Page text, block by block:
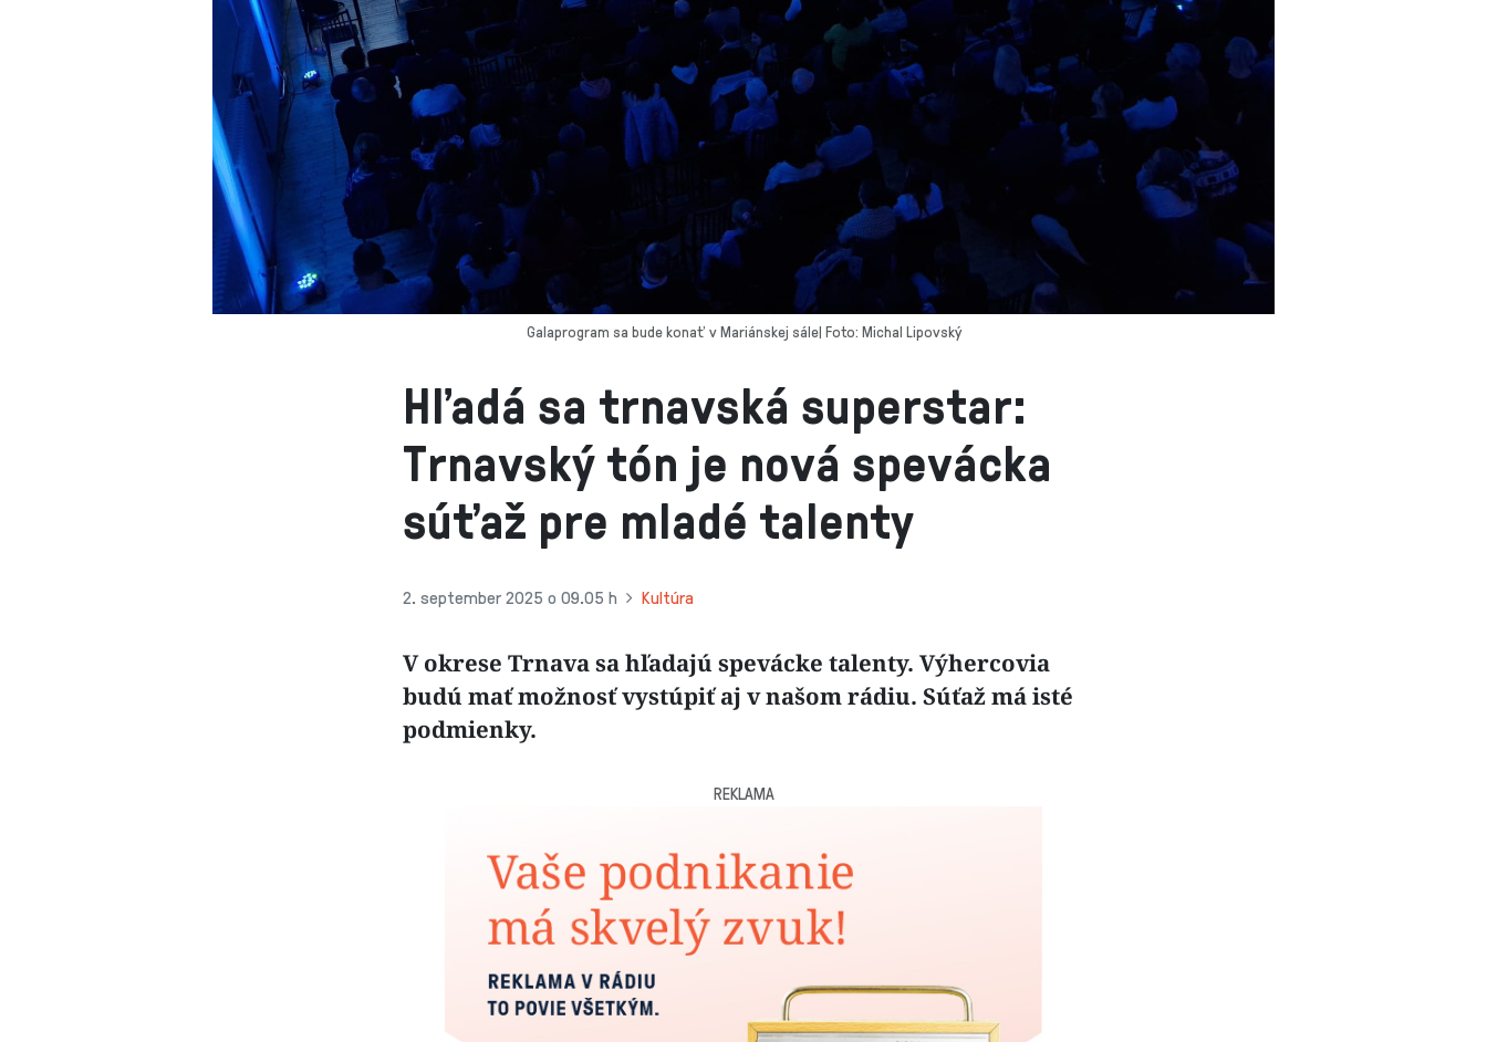
Hľadá sa trnavská superstar:
Trnavský tón je nová spevácka
súťaž pre mladé talenty
2. september 2025 o 09.05 h Kultúra
V okrese Trnava sa hľadajú spevácke talenty. Výhercovia
budú mať možnosť vystúpiť aj v našom rádiu. Súťaž má isté
podmienky.
Galaprogram sa bude konať v Mariánskej sále| Foto: Michal Lipovský
REKLAMA